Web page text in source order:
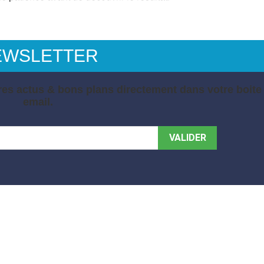
actus & bons plans directement dans votre boite
email.